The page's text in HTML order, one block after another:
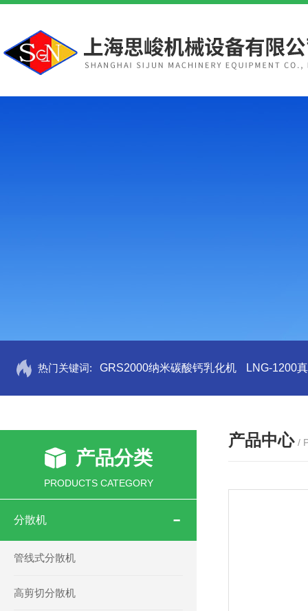
热门关键词: GRS2000纳米碳酸钙乳化机 LNG-1200
产品分类
PRODUCTS CATEGORY
分散机
管线式分散机
高剪切分散机
产品中心 /